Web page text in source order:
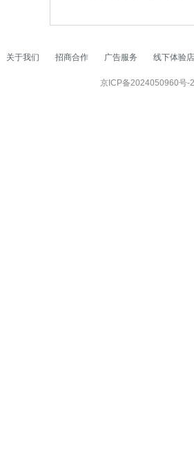
关于我们 招商合作 广告服务 线下体验店
京ICP备2024050960号-2